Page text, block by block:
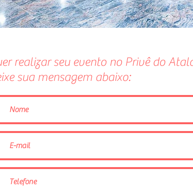
realizar seu evento no Privê do
sua mensagem abaixo: